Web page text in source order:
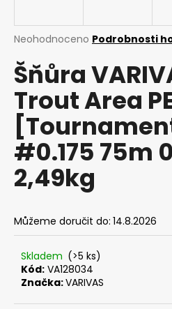
Průměrné
produktu
je
0,0
hvězdiček.
Neohodnoceno Podrobnosti
Šňůra
Trout Area
#0.175 75m
2,49kg
Můžeme doručit do: 14.8.2026
Skladem (>5 ks)
Kód: VA128034
Značka:VARIVAS
j
t
?
HLEDAT
D
o
p
o
u